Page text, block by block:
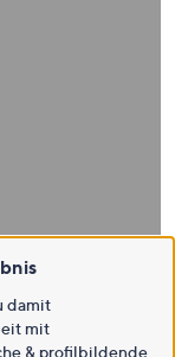
damit
mit
& profilbildende